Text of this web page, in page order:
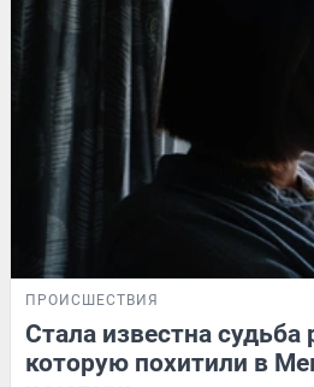
ПРОИСШЕСТВИЯ
Стала известна судьба
которую похитили в